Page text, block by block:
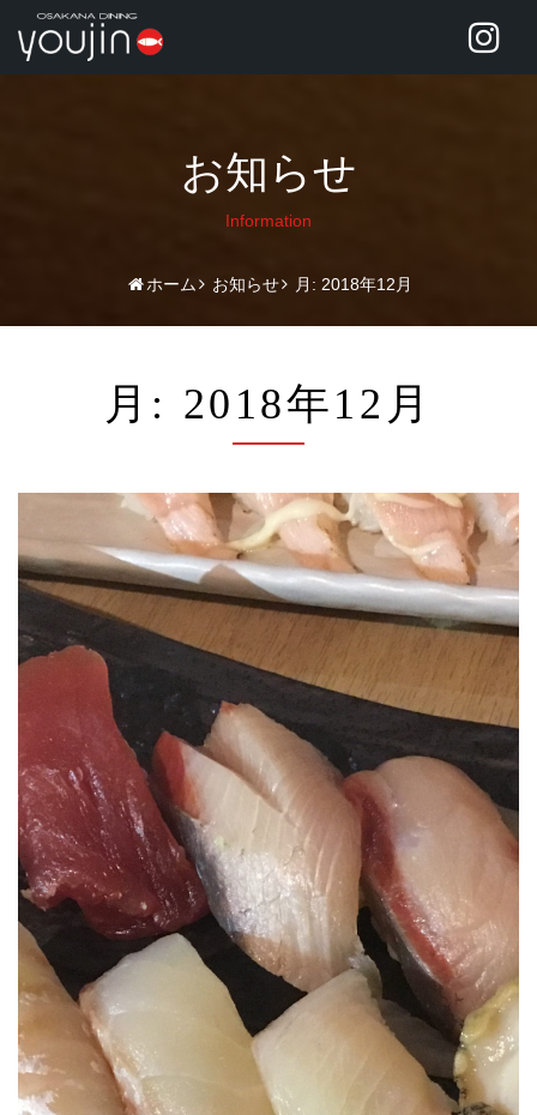
お知らせ
Information
ホーム お知らせ 月: 2018年12月
月: 2018年12月